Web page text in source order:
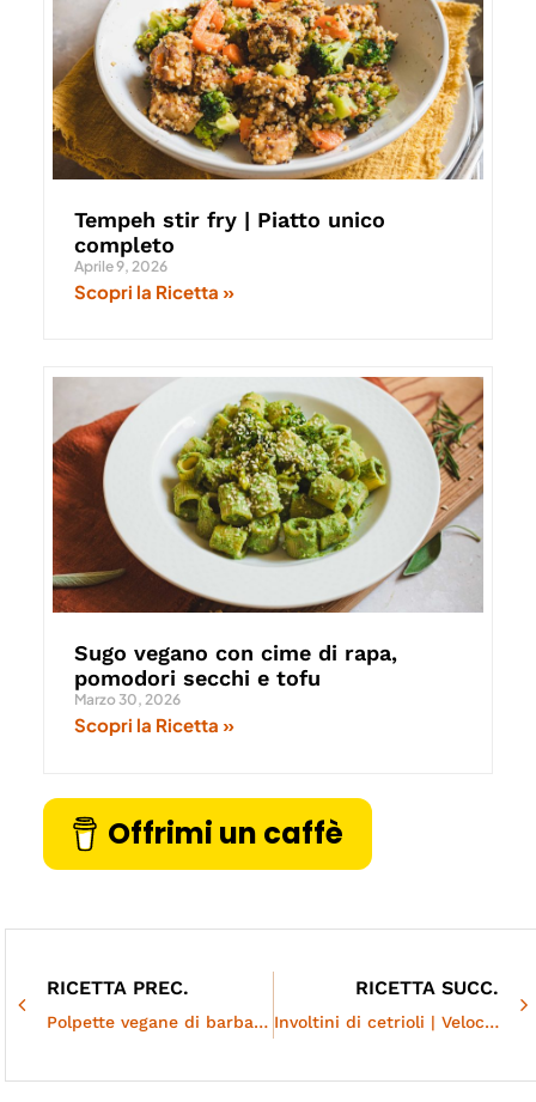
Tempeh stir fry | Piatto unico
completo
Aprile 9, 2026
Scopri la Ricetta »
Sugo vegano con cime di rapa,
pomodori secchi e tofu
Marzo 30, 2026
Scopri la Ricetta »
Offrimi un caffè
RICETTA PREC.
Polpette vegane di barbabietola | Morbide, sane e colorate
RICETTA SUCC.
Involtini di cetrioli | Veloci e freschissimi